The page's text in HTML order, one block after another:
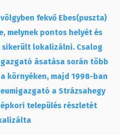
fekvő Ebes(puszta)
melynek pontos helyét és
sikerült lokalizálni. Csalog
ásatása során több
környéken, majd 1998-ban
a Strázsahegy
település részletét